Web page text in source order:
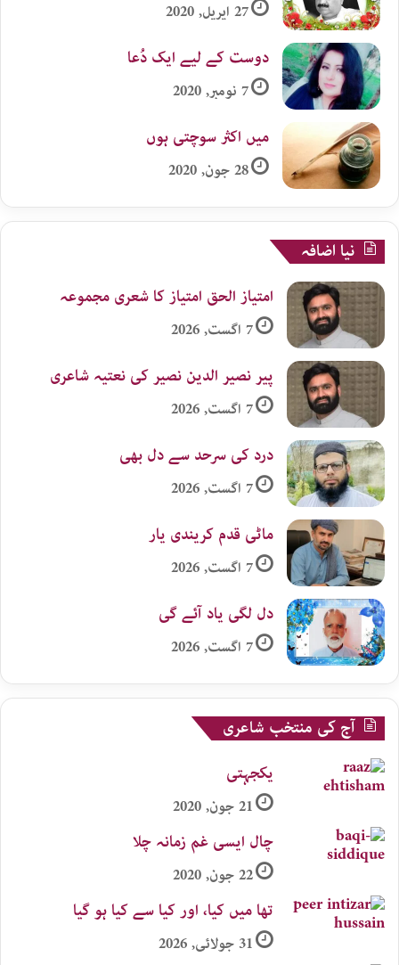
27 اپریل, 2020
دوست کے لیے ایک دُعا
7 نومبر, 2020
میں اکثر سوچتی ہوں
28 جون, 2020
نیا اضافہ
امتیاز الحق امتیاز کا شعری مجموعہ
7 اگست, 2026
پیر نصیر الدین نصیر کی نعتیہ شاعری
7 اگست, 2026
درد کی سرحد سے دل بھی
7 اگست, 2026
ماٹی قدم کریندی یار
7 اگست, 2026
دل لگی یاد آئے گی
7 اگست, 2026
آج کی منتخب شاعری
یکجہتی
21 جون, 2020
چال ایسی غم زمانہ چلا
22 جون, 2020
تھا میں کیا، اور کیا سے کیا ہو گیا
31 جولائی, 2026